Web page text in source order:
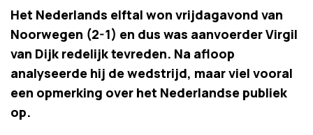
Het Nederlands elftal won vrijdagavond van
Noorwegen (2-1) en dus was aanvoerder Virgil
van Dijk redelijk tevreden. Na afloop
analyseerde hij de wedstrijd, maar viel vooral
een opmerking over het Nederlandse publiek
op.